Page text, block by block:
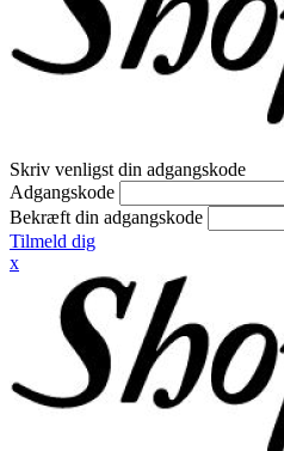
Skriv venligst din adgangskode
Adgangskode
Bekræft din adgangskode
Tilmeld dig
x